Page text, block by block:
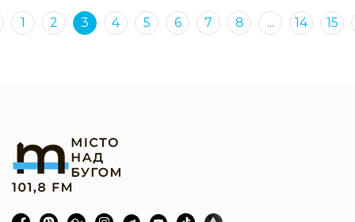
1 2 3 4 5 6 7 8 ... 14 15